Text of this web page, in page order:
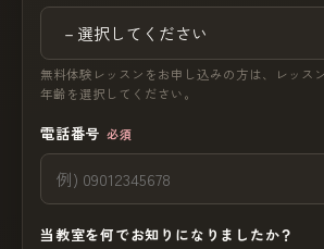
無料体験レッスンをお申し込みの方は、レッス
年齢を選択してください。
電話番号 必須
当教室を何でお知りになりましたか？